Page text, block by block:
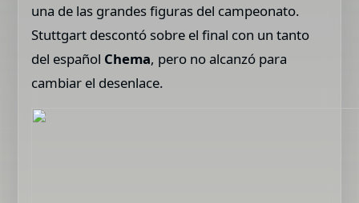
una de las grandes figuras del campeonato.
Stuttgart descontó sobre el final con un tanto
del español Chema, pero no alcanzó para
cambiar el desenlace.